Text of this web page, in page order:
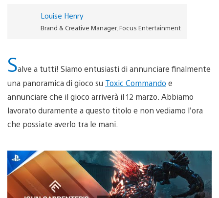
Louise Henry
Brand & Creative Manager, Focus Entertainment
Salve a tutti! Siamo entusiasti di annunciare finalmente
una panoramica di gioco su Toxic Commando e
annunciare che il gioco arriverà il 12 marzo. Abbiamo
lavorato duramente a questo titolo e non vediamo l’ora
che possiate averlo tra le mani.